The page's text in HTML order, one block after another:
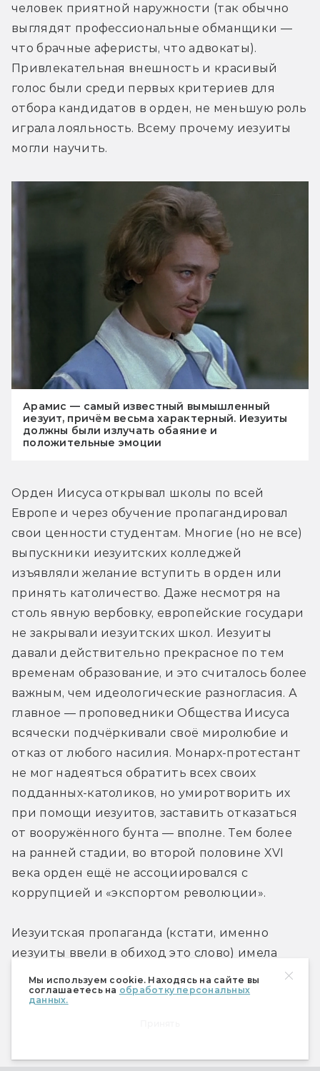
Мы используем cookie. Находясь на сайте вы
соглашаетесь на обработку персональных
данных.
человек приятной наружности (так обычно
выглядят профессиональные обманщики —
что брачные аферисты, что адвокаты).
Привлекательная внешность и красивый
голос были среди первых критериев для
отбора кандидатов в орден, не меньшую роль
играла лояльность. Всему прочему иезуиты
могли научить.
Арамис — самый известный вымышленный
иезуит, причём весьма характерный. Иезуиты
должны были излучать обаяние и
положительные эмоции
Орден Иисуса открывал школы по всей
Европе и через обучение пропагандировал
свои ценности студентам. Многие (но не все)
выпускники иезуитских колледжей
изъявляли желание вступить в орден или
принять католичество. Даже несмотря на
столь явную вербовку, европейские государи
не закрывали иезуитских школ. Иезуиты
давали действительно прекрасное по тем
временам образование, и это считалось более
важным, чем идеологические разногласия. А
главное — проповедники Общества Иисуса
всячески подчёркивали своё миролюбие и
отказ от любого насилия. Монарх-протестант
не мог надеяться обратить всех своих
подданных-католиков, но умиротворить их
при помощи иезуитов, заставить отказаться
от вооружённого бунта — вполне. Тем более
на ранней стадии, во второй половине XVI
века орден ещё не ассоциировался с
коррупцией и «экспортом революции».
Иезуитская пропаганда (кстати, именно
иезуиты ввели в обиход это слово) имела
огромный успех. По всей Европе, будто грибы
после дождя, множились колледжи, в одной